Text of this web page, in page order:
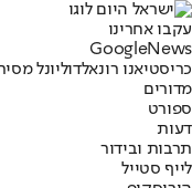
עקבו אחרינו
Googl eNews
כריסטיאנו רונאלדוליונל מסי
מדורים
ספורט
דעות
תרבות ובידור
לייף סטייל